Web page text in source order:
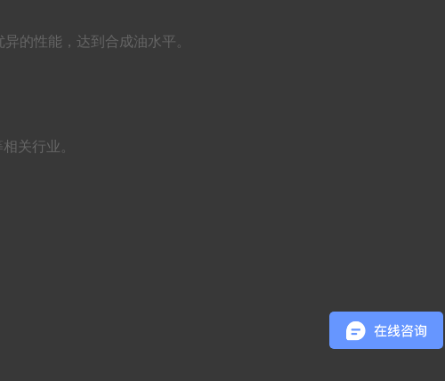
的性能，达到合成油水平。
关行业。